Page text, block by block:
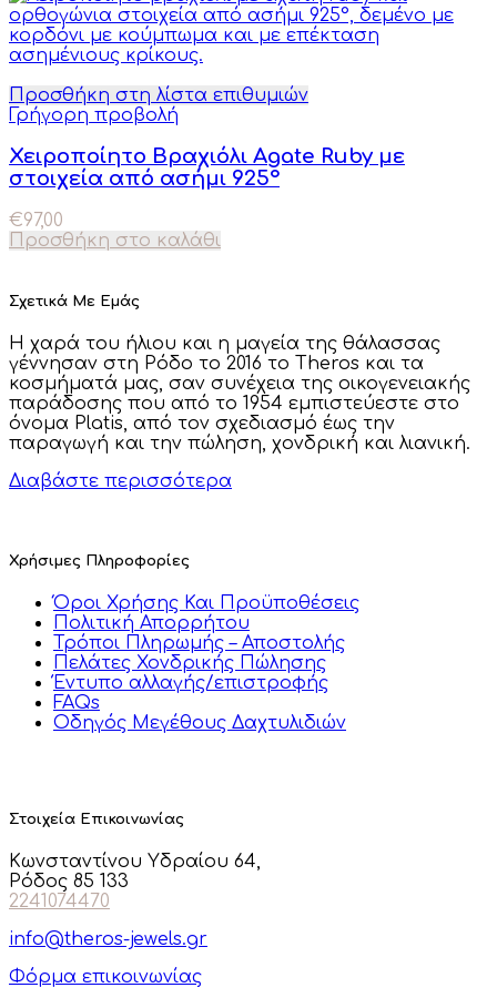
Προσθήκη στη λίστα επιθυμιών
Γρήγορη προβολή
Χειροποίητο Βραχιόλι Agate Ruby με
στοιχεία από ασήμι 925°
€97,00
Προσθήκη στο καλάθι
Σχετικά Με Εμάς
Η χαρά του ήλιου και η μαγεία της θάλασσας
γέννησαν στη Ρόδο το 2016 το Theros και τα
κοσμήματά μας, σαν συνέχεια της οικογενειακής
παράδοσης που από το 1954 εμπιστεύεστε στο
όνομα Platis, από τον σχεδιασμό έως την
παραγωγή και την πώληση, χονδρική και λιανική.
Διαβάστε περισσότερα
Χρήσιμες Πληροφορίες
Όροι Χρήσης Και Προϋποθέσεις
Πολιτική Απορρήτου
Τρόποι Πληρωμής – Αποστολής
Πελάτες Χονδρικής Πώλησης
Έντυπο αλλαγής/επιστροφής
FAQs
Οδηγός Μεγέθους Δαχτυλιδιών
Στοιχεία Επικοινωνίας
Κωνσταντίνου Υδραίου 64,
Ρόδος 85 133
2241074470
info@theros-jewels.gr
Φόρμα επικοινωνίας